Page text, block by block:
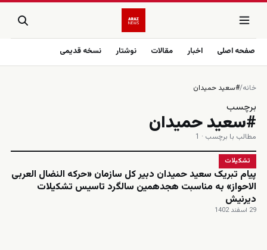
صفحه اصلی اخبار مقالات نوشتار نسخه قدیمی
خانه/#سعید حمیدان
برچسب
#سعید حمیدان
مطالب با برچسب · 1
تشکیلات
پیام تبریک سعید حمیدان دبیر کل سازمان «حرکه النضال العربی
الاحواز» به مناسبت هجدهمین سالگرد تاسیس تشکیلات
دیرنیش
29 اسفند 1402